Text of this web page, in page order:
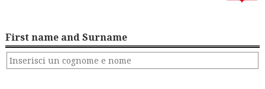
First name and Surname